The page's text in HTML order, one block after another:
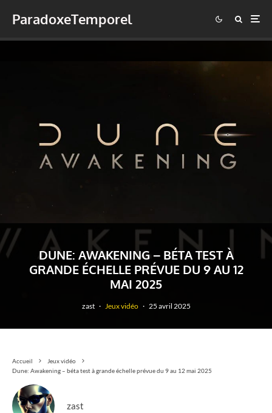
ParadoxeTemporel
DUNE: AWAKENING – BÉTA TEST À
GRANDE ÉCHELLE PRÉVUE DU 9 AU 12
MAI 2025
zast · Jeux vidéo · 25 avril 2025
Accueil
Jeux vidéo
Dune: Awakening – béta test à grande échelle prévue du 9 au 12 mai 2025
zast